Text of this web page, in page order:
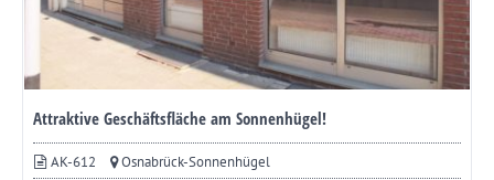
Attraktive Geschäftsfläche am Sonnenhügel!
AK-612 Osnabrück-Sonnenhügel